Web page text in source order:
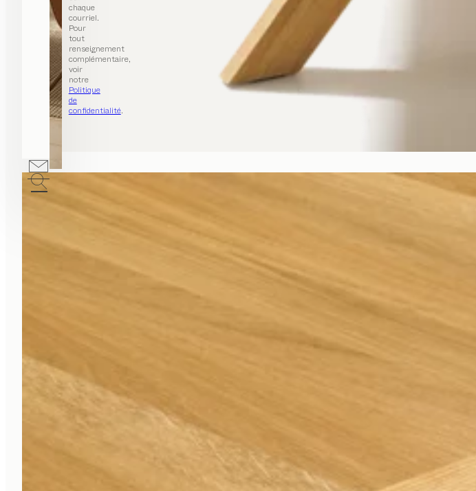
chaque
courriel.
Pour
tout
renseignement
complémentaire,
voir
notre
Politique
de
confidentialité.